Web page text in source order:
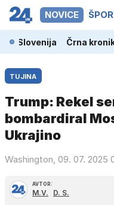
NOVICE
Slovenija Črna
TUJINA
Trump: Rekel
bombardiral
Ukrajino
Washington, 09. 07. 2025
AVTOR:
M.V. D. S.